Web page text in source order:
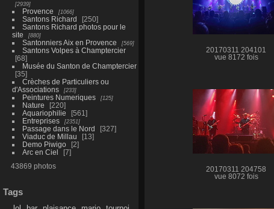
2939
Provence 1066
Santons Richard
250
Santons Richard photos pour le
site
880
Santonniers Aix en Provence 569
Santons Volpes à Champtercier
68
Musée du Santon de Champtercier
35
Crèches de Particuliers ou
d'Associations
233
Peintures Numeriques 125
Nature
220
Aquariophilie
561
Entreprises
2351
Passage dans le Nord
327
Viaduc de Millau
13
Demo Piwigo
2
Arc en Ciel
7
43869 photos
Tags
20170311 204101
vue 8172 fois
20170311 204758
vue 8072 fois